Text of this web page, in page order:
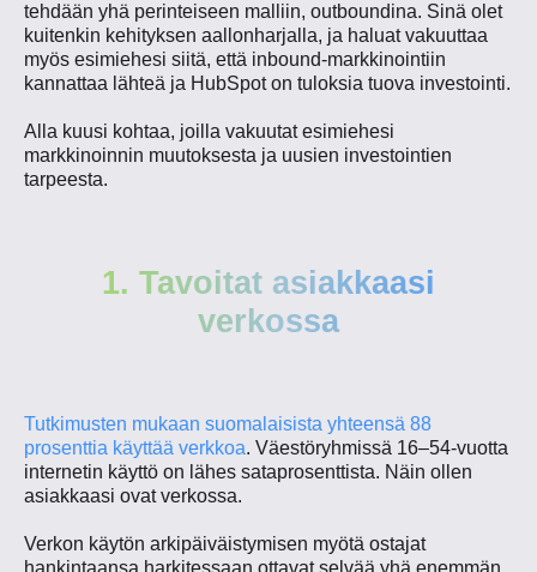
tehdään yhä perinteiseen malliin, outboundina. Sinä olet
kuitenkin kehityksen aallonharjalla, ja haluat vakuuttaa
myös esimiehesi siitä, että inbound-markkinointiin
kannattaa lähteä ja HubSpot on tuloksia tuova investointi.
Alla kuusi kohtaa, joilla vakuutat esimiehesi
markkinoinnin muutoksesta ja uusien investointien
tarpeesta.
1. Tavoitat asiakkaasi
verkossa
Tutkimusten mukaan suomalaisista yhteensä 88
prosenttia käyttää verkkoa. Väestöryhmissä 16–54-vuotta
internetin käyttö on lähes sataprosenttista. Näin ollen
asiakkaasi ovat verkossa.
Verkon käytön arkipäiväistymisen myötä ostajat
hankintaansa harkitessaan ottavat selvää yhä enemmän